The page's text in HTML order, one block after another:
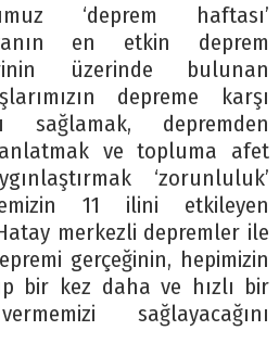
‘deprem haftası’
en etkin deprem
üzerinde bulunan
depreme karşı
sağlamak, depremden
ve topluma afet
‘zorunluluk’
11 ilini etkileyen
merkezli depremler ile
gerçeğinin, hepimizin
bir kez daha ve hızlı bir
sağlayacağını